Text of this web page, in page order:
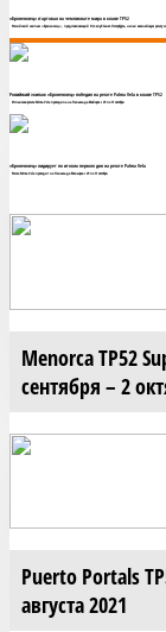
«Броненосец» стартовал на чемпионате мира в классе TP52
Российский экипаж «Броненосец», представляющий Яхт-клуб Санкт-Петербурга, начал важнейшую регату
Российский экипаж «Броненосец» победил на регате Palma Vela в классе TP52
Испанская регата Palma Vela проходила на Пальма-де-Майорке с 29 по 31 октября.
«Броненосец» лидирует по итогам первого дня на регате Palma Vela
Регата Palma Vela проходит на Пальма-де-Мальорка с 29 по 31 октября.
Menorca TP52
сентября – 2
Puerto Portals
августа 2021